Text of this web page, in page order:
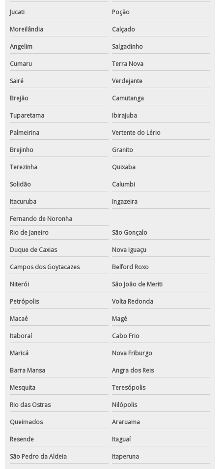
Jucati Poção
Moreilândia Calçado
Angelim Salgadinho
Cumaru Terra Nova
Sairé Verdejante
Brejão Camutanga
Tuparetama Ibirajuba
Palmeirina Vertente do Lério
Brejinho Granito
Terezinha Quixaba
Solidão Calumbi
Itacuruba Ingazeira
Fernando de Noronha
Rio de Janeiro
São Gonçalo
Duque de Caxias Nova Iguaçu
Campos dos Goytacazes Belford Roxo
Niterói São João de Meriti
Petrópolis Volta Redonda
Macaé Magé
Itaboraí Cabo Frio
Maricá Nova Friburgo
Barra Mansa Angra dos Reis
Mesquita Teresópolis
Rio das Ostras Nilópolis
Queimados Araruama
Resende Itaguaí
São Pedro da Aldeia Itaperuna